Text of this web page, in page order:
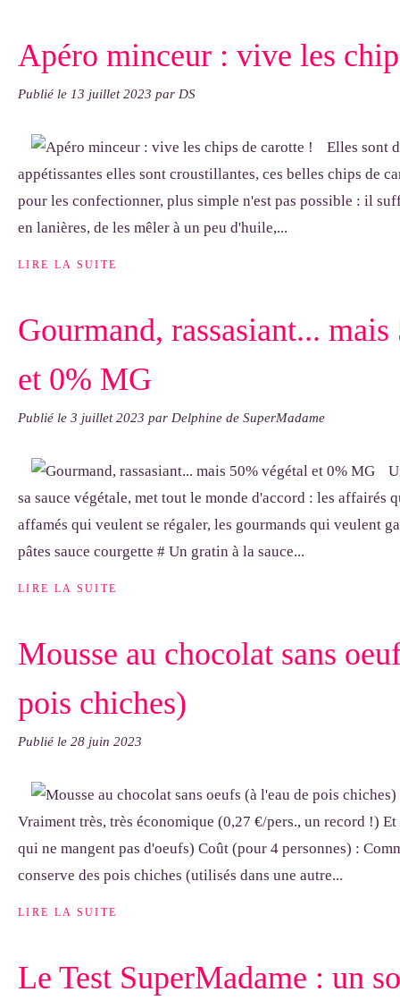
Apéro minceur : vive les
Publié le 13 juillet 2023 par DS
Elles sont
appétissantes elles sont croustillantes, ces belles chips de
pour les confectionner, plus simple n'est pas possible : il
en lanières, de les mêler à un peu d'huile,...
LIRE LA SUITE
Gourmand, rassasiant...
et 0% MG
Publié le 3 juillet 2023 par Delphine de SuperMadame
sa sauce végétale, met tout le monde d'accord : les affairés
affamés qui veulent se régaler, les gourmands qui veulent
pâtes sauce courgette # Un gratin à la sauce...
LIRE LA SUITE
Mousse au chocolat sans
pois chiches)
Publié le 28 juin 2023
Vraiment très, très économique (0,27 €/pers., un record !)
qui ne mangent pas d'oeufs) Coût (pour 4 personnes) :
conserve des pois chiches (utilisés dans une autre...
LIRE LA SUITE
Le Test SuperMadame : un